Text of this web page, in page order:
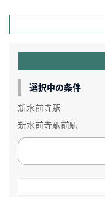
選択中の条件
新水前寺駅
新水前寺駅前駅